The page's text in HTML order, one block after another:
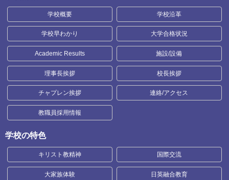
学校概要 学校沿革
学校早わかり 大学合格状況
Academic Results 施設/設備
理事長挨拶 校長挨拶
チャプレン挨拶 連絡/アクセス
教職員採用情報
学校の特色
キリスト教精神 国際交流
大家族体験 日英融合教育